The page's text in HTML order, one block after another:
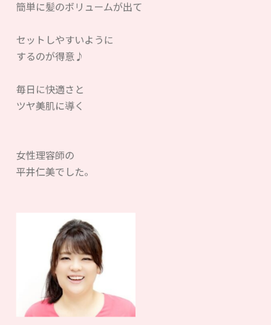
簡単に髪のボリュームが出て
セットしやすいように
するのが得意♪
毎日に快適さと
ツヤ美肌に導く
女性理容師の
平井仁美でした。